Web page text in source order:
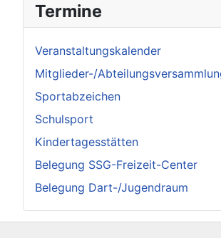
Termine
Veranstaltungskalender
Mitglieder-/
Sportabzeichen
Schulsport
Kindertagesstätten
Belegung SSG-Freizeit-Center
Belegung Dart-/Jugendraum